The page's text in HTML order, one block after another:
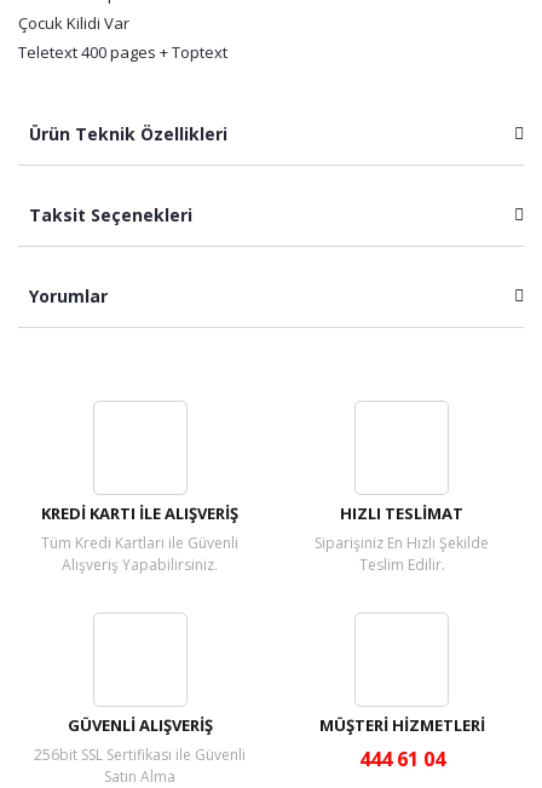
Çocuk Kilidi Var
Teletext 400 pages + Toptext
Ürün Teknik Özellikleri
Taksit Seçenekleri
Yorumlar
KREDİ KARTI İLE ALIŞVERİŞ
Tüm Kredi Kartları ile Güvenli
Alışveriş Yapabilirsiniz.
HIZLI TESLİMAT
Siparişiniz En Hızlı Şekilde
Teslim Edilir.
GÜVENLİ ALIŞVERİŞ
256bit SSL Sertifikası ile Güvenli
Satın Alma
MÜŞTERİ HİZMETLERİ
444 61 04